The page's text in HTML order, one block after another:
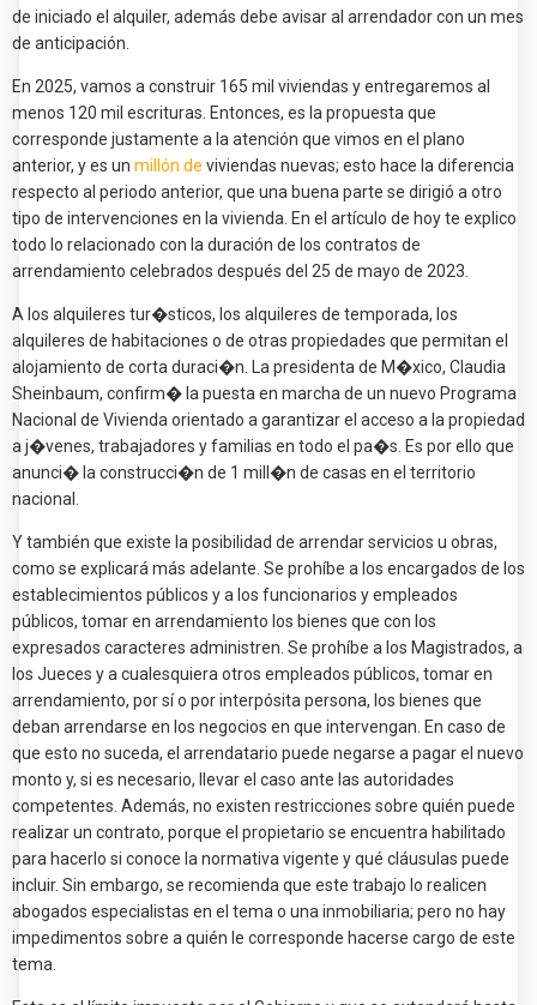
de iniciado el alquiler, además debe avisar al arrendador con un mes
de anticipación.
En 2025, vamos a construir 165 mil viviendas y entregaremos al
menos 120 mil escrituras. Entonces, es la propuesta que
corresponde justamente a la atención que vimos en el plano
anterior, y es un millón de viviendas nuevas; esto hace la diferencia
respecto al periodo anterior, que una buena parte se dirigió a otro
tipo de intervenciones en la vivienda. En el artículo de hoy te explico
todo lo relacionado con la duración de los contratos de
arrendamiento celebrados después del 25 de mayo de 2023.
A los alquileres tur�sticos, los alquileres de temporada, los
alquileres de habitaciones o de otras propiedades que permitan el
alojamiento de corta duraci�n. La presidenta de M�xico, Claudia
Sheinbaum, confirm� la puesta en marcha de un nuevo Programa
Nacional de Vivienda orientado a garantizar el acceso a la propiedad
a j�venes, trabajadores y familias en todo el pa�s. Es por ello que
anunci� la construcci�n de 1 mill�n de casas en el territorio
nacional.
Y también que existe la posibilidad de arrendar servicios u obras,
como se explicará más adelante. Se prohíbe a los encargados de los
establecimientos públicos y a los funcionarios y empleados
públicos, tomar en arrendamiento los bienes que con los
expresados caracteres administren. Se prohíbe a los Magistrados, a
los Jueces y a cualesquiera otros empleados públicos, tomar en
arrendamiento, por sí o por interpósita persona, los bienes que
deban arrendarse en los negocios en que intervengan. En caso de
que esto no suceda, el arrendatario puede negarse a pagar el nuevo
monto y, si es necesario, llevar el caso ante las autoridades
competentes. Además, no existen restricciones sobre quién puede
realizar un contrato, porque el propietario se encuentra habilitado
para hacerlo si conoce la normativa vigente y qué cláusulas puede
incluir. Sin embargo, se recomienda que este trabajo lo realicen
abogados especialistas en el tema o una inmobiliaria; pero no hay
impedimentos sobre a quién le corresponde hacerse cargo de este
tema.